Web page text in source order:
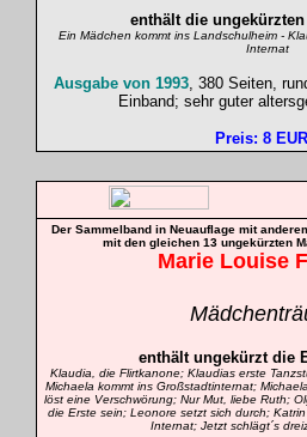
enthält die
Ein Mädchen kommt ins Landschulheim -
Internat
Ausgabe von 1993, 380 Seiten,
Einband; sehr guter
Preis: 8
Der Sammelband in Neuauflage mit
mit den gleichen 13 ungekürzten
Marie Louise
enthält ungekürzt die
Klaudia, die Flirtkanone; Klaudias erste
Michaela kommt ins Großstadtinternat;
löst eine Verschwörung; Nur Mut, liebe Ruth;
die Erste sein; Leonore setzt sich durch;
Internat; Jetzt schlägt´s